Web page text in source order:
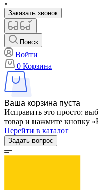
Заказать звонок
Поиск
Войти
0 Корзина
Ваша корзина пуста
Исправить это просто:
товар и нажмите кнопку
Перейти в каталог
Задать вопрос